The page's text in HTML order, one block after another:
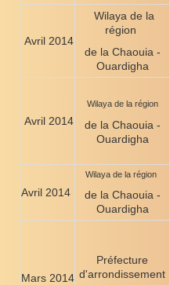
Avril 2014
Wilaya de la
région
de la Chaouia -
Ouardigha
Avril 2014
Wilaya de la région
de la Chaouia -
Ouardigha
Avril 2014
Wilaya de la région
de la Chaouia -
Ouardigha
Mars 2014
Préfecture
d'arrondissement